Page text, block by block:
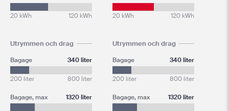
20 kWh 120 kWh
Utrymmen och drag
Bagage 340 liter
200 liter 800 liter
Bagage, max 1320 liter
20 kWh 120 kWh
Utrymmen och drag
Bagage 340 liter
200 liter 800 liter
Bagage, max 1320 liter